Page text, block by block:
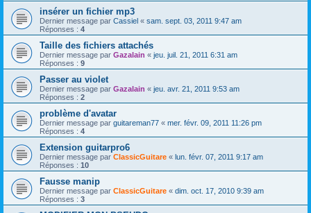
insérer un fichier mp3
Dernier message par Cassiel « sam. sept. 03, 2011 9:47 am
Réponses : 4
Taille des fichiers attachés
Dernier message par Gazalain « jeu. juil. 21, 2011 6:31 am
Réponses : 9
Passer au violet
Dernier message par Gazalain « jeu. avr. 21, 2011 9:53 am
Réponses : 2
problème d'avatar
Dernier message par guitareman77 « mer. févr. 09, 2011 11:26 pm
Réponses : 4
Extension guitarpro6
Dernier message par ClassicGuitare « lun. févr. 07, 2011 9:17 am
Réponses : 10
Fausse manip
Dernier message par ClassicGuitare « dim. oct. 17, 2010 9:39 am
Réponses : 3